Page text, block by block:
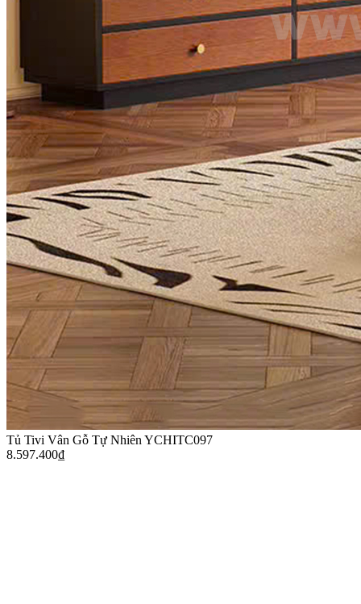
Tủ Tivi Vân Gỗ Tự Nhiên YCHITC097
8.597.400₫